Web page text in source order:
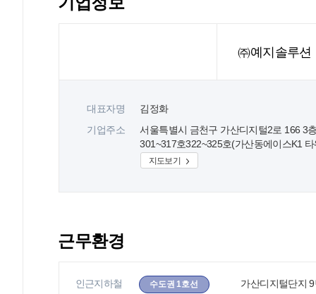
㈜예지솔루션
대표자명
김정화
기업주소
서울특별시 금천구 가산디지털2로 166 3
301~317호322~325호(가산동에이스K1
지도보기
근무환경
인근지하철 수도권 1호선 가산디지털단지